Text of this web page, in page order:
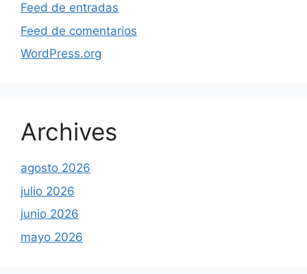
Feed de entradas
Feed de comentarios
WordPress.org
Archives
agosto 2026
julio 2026
junio 2026
mayo 2026